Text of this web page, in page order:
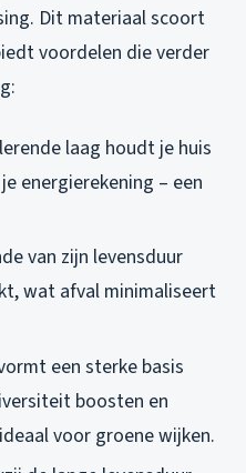
Dit materiaal scoort
voordelen die verder
laag houdt je huis
energierekening – een
van zijn levensduur
wat afval minimaliseert
een sterke basis
boosten en
voor groene wijken.